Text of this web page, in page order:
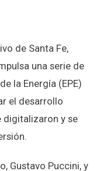
de Santa Fe,
una serie de
la Energía (EPE)
el desarrollo
digitalizaron y se
Gustavo Puccini, y